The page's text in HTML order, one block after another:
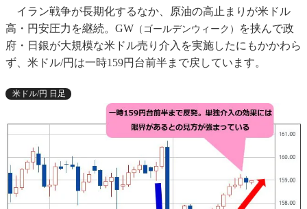
イラン戦争が長期化するなか、原油の高止まりが米ドル
高・円安圧力を継続。GW （ゴールデンウィーク）
を挟んで政
府・日銀が大規模な米ドル売り介入を実施したにもかかわら
ず、米ドル/円は一時159円台前半まで戻しています。
米ドル/円 日足